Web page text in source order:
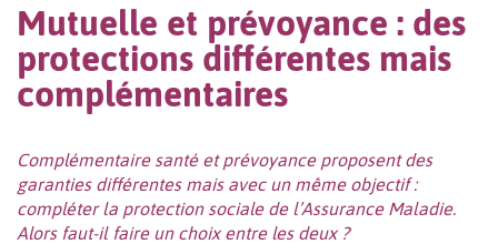
Mutuelle et prévoyance : des
protections différentes mais
complémentaires
Complémentaire santé et prévoyance proposent des
garanties différentes mais avec un même objectif :
compléter la protection sociale de l’Assurance Maladie.
Alors faut-il faire un choix entre les deux ?